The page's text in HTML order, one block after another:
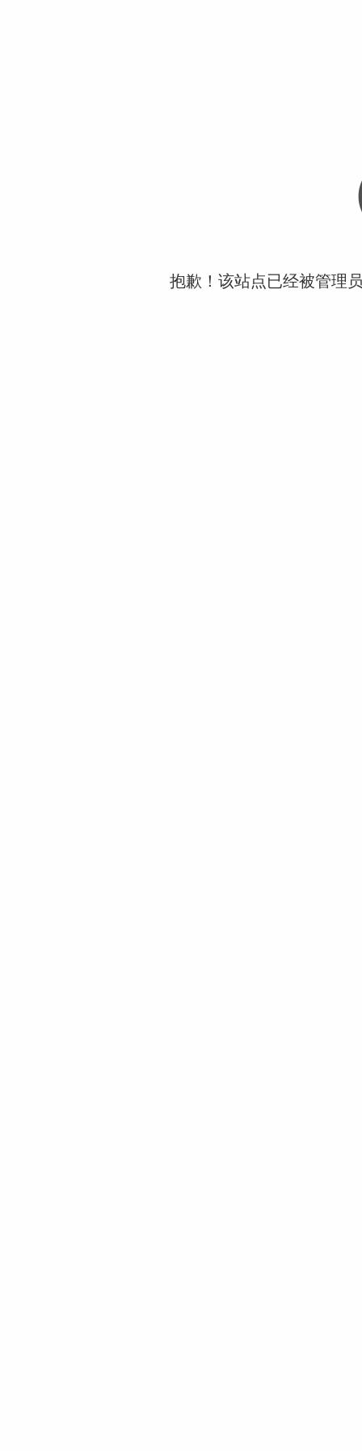
抱歉！该站点已经被管理